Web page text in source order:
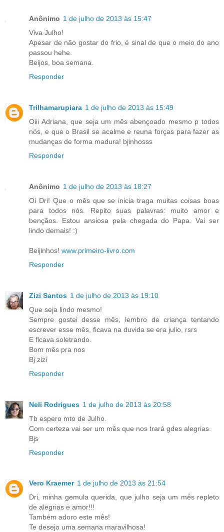
Anônimo 1 de julho de 2013 às 15:47
Viva Julho!
Apesar de não gostar do frio, é sinal de que o meio do ano
passou hehe.
Beijos, boa semana.
Responder
Trilhamarupiara 1 de julho de 2013 às 15:49
Oiii Adriana, que seja um mês abençoado mesmo p todos
nós, e que o Brasil se acalme e reuna forças para fazer as
mudanças de forma madura! bjinhosss
Responder
Anônimo 1 de julho de 2013 às 18:27
Oi Dri! Que o mês que se inicia traga muitas coisas boas
para todos nós. Repito suas palavras: muito amor e
bençãos. Estou ansiosa pela chegada do Papa. Vai ser
lindo demais! :)
Beijinhos! www.primeiro-livro.com
Responder
Zizi Santos 1 de julho de 2013 às 19:10
Que seja lindo mesmo!
Sempre gostei desse mês, lembro de criança tentando
escrever esse mês, ficava na duvida se era julio, rsrs
E ficava soletrando.
Bom mês pra nos
Bj zizi
Responder
Neli Rodrigues 1 de julho de 2013 às 20:58
Tb espero mto de Julho.
Com certeza vai ser um mês que nos trará gdes alegrias.
Bjs
Responder
Vero Kraemer 1 de julho de 2013 às 21:54
Dri, minha gemula querida, que julho seja um mês repleto
de alegrias e amor!!!
Também adoro este mês!
Te desejo uma semana maravilhosa!